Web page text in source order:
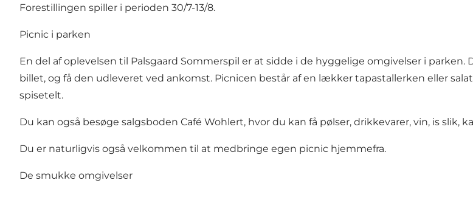
Forestillingen spiller i perioden 30/7-13/8.
Picnic i parken
En del af oplevelsen til Palsgaard Sommerspil er at sidde i de hyggelige omgivelser i
billet, og få den udleveret ved ankomst. Picnicen består af en lækker tapastallerken eller
spisetelt.
Du kan også besøge salgsboden Café Wohlert, hvor du kan få pølser, drikkevarer, vin, is slik,
Du er naturligvis også velkommen til at medbringe egen picnic hjemmefra.
De smukke omgivelser